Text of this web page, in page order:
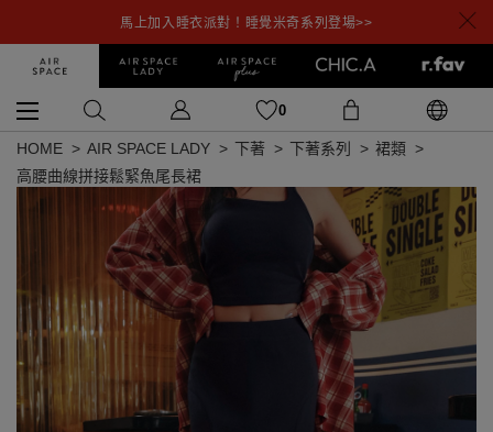
馬上加入睡衣派對！睡覺米奇系列登場>>
0
HOME AIR SPACE LADY 下著 下著系列
裙類
高腰曲線拼接鬆緊魚尾長裙